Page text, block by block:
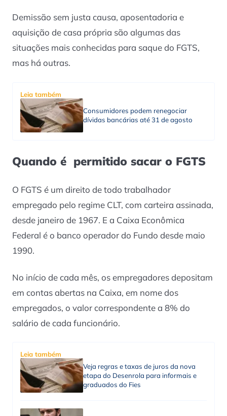
Demissão sem justa causa, aposentadoria e
aquisição de casa própria são algumas das
situações mais conhecidas para saque do FGTS,
mas há outras.
Leia também
Consumidores podem renegociar
dívidas bancárias até 31 de agosto
Quando é permitido sacar o FGTS
O FGTS é um direito de todo trabalhador
empregado pelo regime CLT, com carteira assinada,
desde janeiro de 1967. E a Caixa Econômica
Federal é o banco operador do Fundo desde maio
1990.
No início de cada mês, os empregadores depositam
em contas abertas na Caixa, em nome dos
empregados, o valor correspondente a 8% do
salário de cada funcionário.
Leia também
Veja regras e taxas de juros da nova
etapa do Desenrola para informais e
graduados do Fies